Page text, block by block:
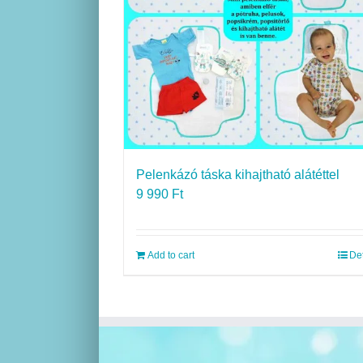
Pelenkázó táska kihajtható alátéttel
9 990 Ft
Add to cart